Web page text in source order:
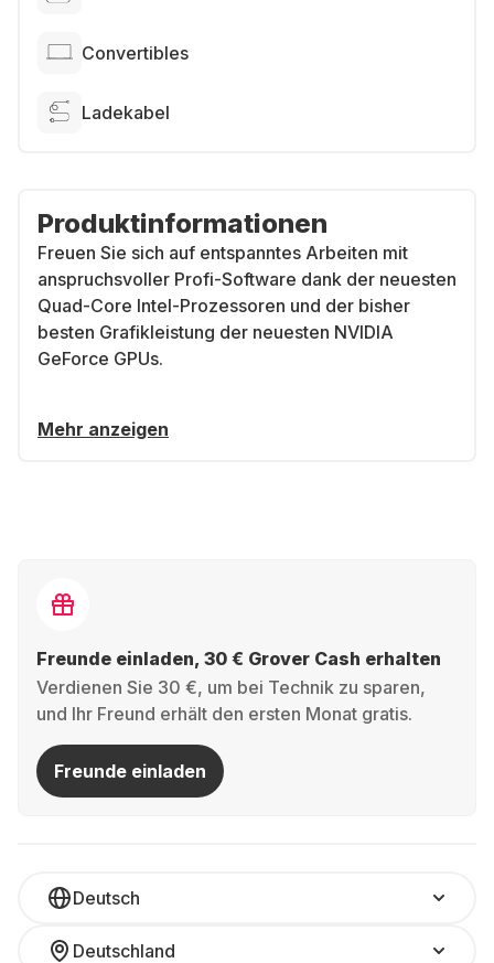
Convertibles
Ladekabel
Produktinformationen
Freuen Sie sich auf entspanntes Arbeiten mit
anspruchsvoller Profi-Software dank der neuesten
Quad-Core Intel-Prozessoren und der bisher
besten Grafikleistung der neuesten NVIDIA
GeForce GPUs.
Mehr anzeigen
Freunde einladen, 30 € Grover Cash erhalten
Verdienen Sie 30 €, um bei Technik zu sparen,
und Ihr Freund erhält den ersten Monat gratis.
Freunde einladen
Deutsch
Deutschland